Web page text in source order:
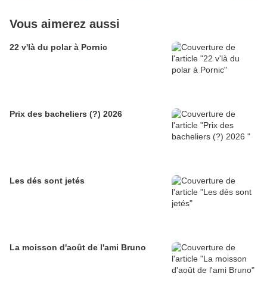
Vous aimerez aussi
22 v'là du polar à Pornic
Prix des bacheliers (?) 2026
Les dés sont jetés
La moisson d'août de l'ami Bruno